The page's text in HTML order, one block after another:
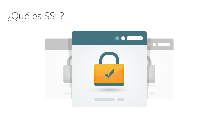
¿Qué es SSL?